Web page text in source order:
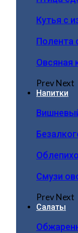
Кутья с
Полента
Овсяная
PrevNext
Напитки
Смузи
PrevNext
Салаты